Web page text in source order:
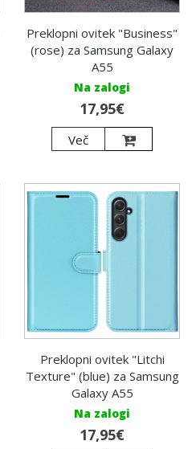
Preklopni ovitek "Business"
(rose) za Samsung Galaxy
A55
Na zalogi
17,95€
Več
Preklopni ovitek "Litchi
Texture" (blue) za Samsung
Galaxy A55
Na zalogi
17,95€